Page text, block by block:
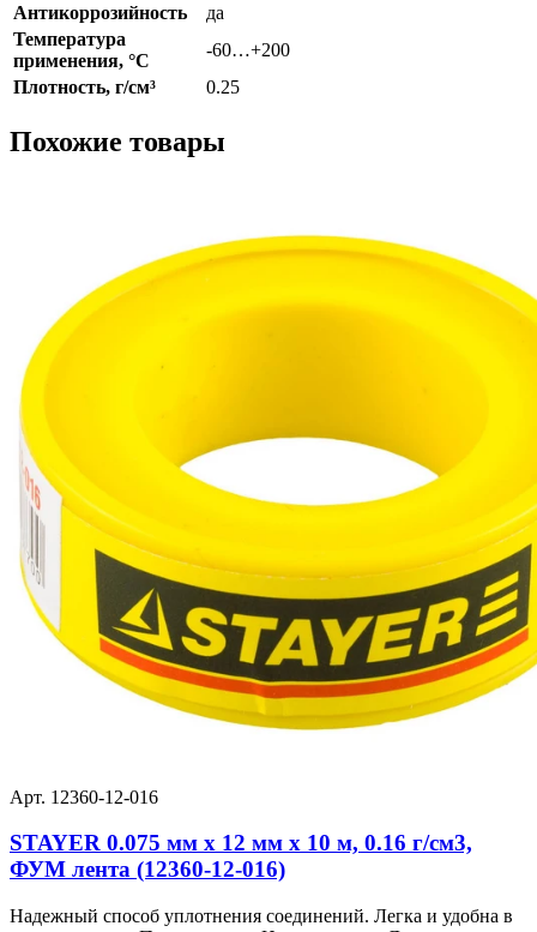
Антикоррозийность
да
Температура
применения, °C
-60…+200
Плотность, г/см³
0.25
Похожие товары
Арт. 12360-12-016
STAYER 0.075 мм х 12 мм х 10 м, 0.16 г/см3,
ФУМ лента (12360-12-016)
Надежный способ уплотнения соединений. Легка и удобна в